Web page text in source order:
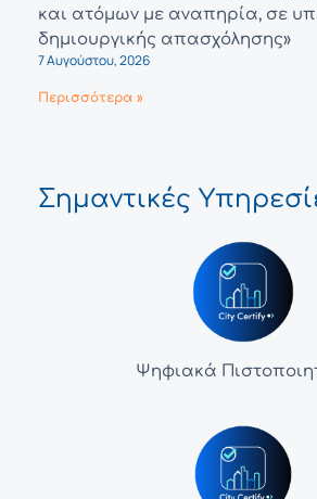
και ατόμων με αναπηρία, σε
δημιουργικής απασχόλησης»
7 Αυγούστου, 2026
Περισσότερα »
Σημαντικές
Ψηφιακά